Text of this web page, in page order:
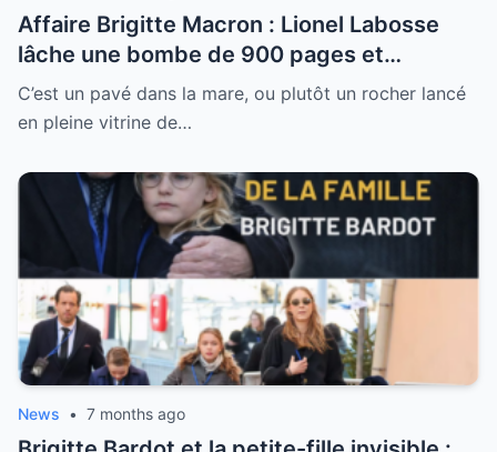
Affaire Brigitte Macron : Lionel Labosse
lâche une bombe de 900 pages et
dénonce “l’omerta d’État” sur le plus grand
tabou de la Ve République
C’est un pavé dans la mare, ou plutôt un rocher lancé
en pleine vitrine de…
News • 7 months ago